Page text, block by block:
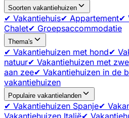
Soorten vakantiehuizen
✔ Vakantiehuis✔ Appartement✔
Chalet✔ Groepsaccommodatie
Thema's
✔ Vakantiehuizen met hond✔
natuur✔ Vakantiehuizen met
aan zee✔ Vakantiehuizen in de
vakantiehuizen
Populaire vakantielanden
✔ Vakantiehuizen Spanje✔
Vakantiehuizen Italië✔